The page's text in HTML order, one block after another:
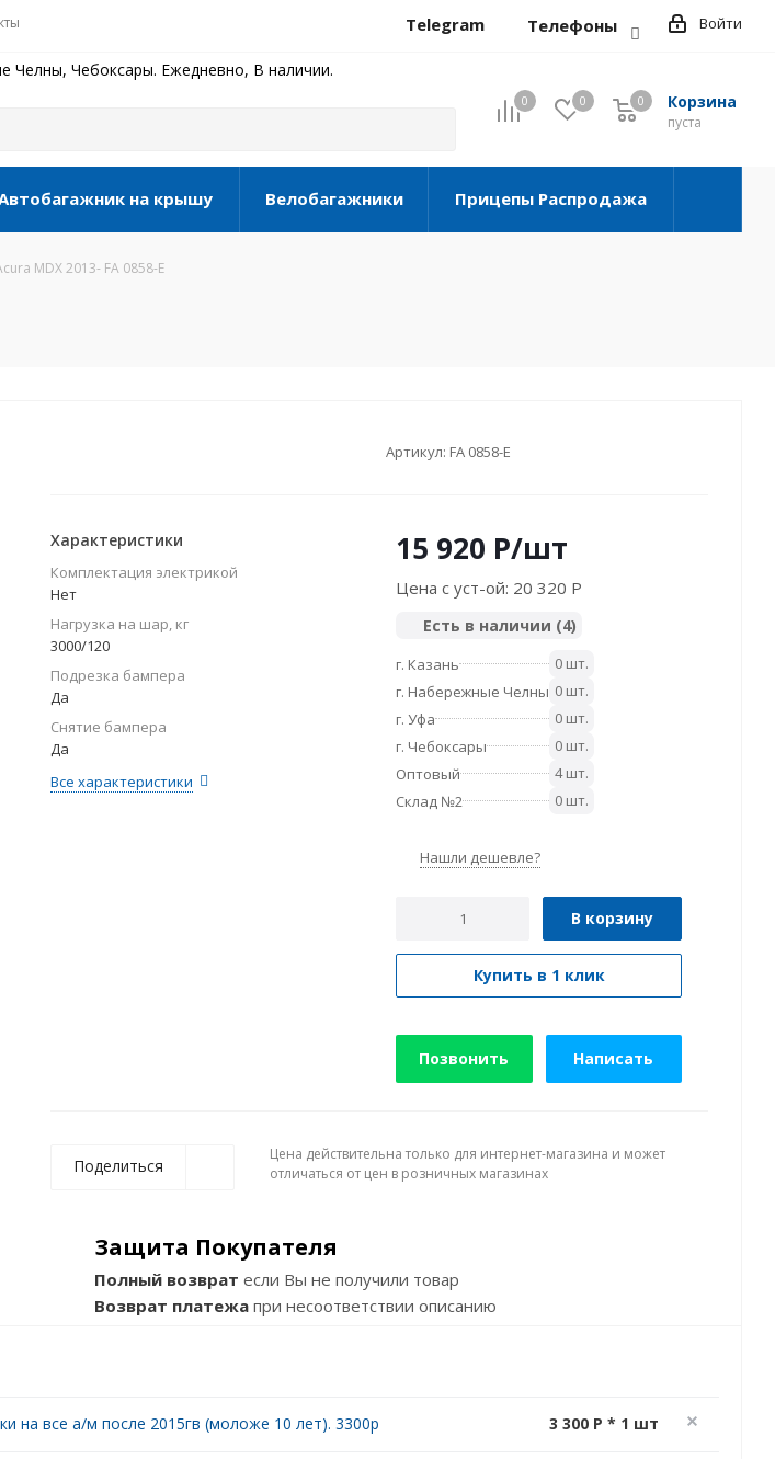
Войти
Telegram Телефоны
Челны, Чебоксары. Ежедневно, В наличии.
0 0 Корзина
0
пуста
0
на крышу Велобагажники Прицепы Распродажа
MDX 2013- FA 0858-E
Артикул: FA 0858-E
Характеристики
Комплектация электрикой
Нет
Нагрузка на шар, кг
3000/120
Подрезка бампера
Да
Снятие бампера
Да
Все характеристики
15 920 P/шт
Цена с уст-ой: 20 320 P
Есть в наличии (4)
г. Казань
0 шт.
г. Набережные Челны 0 шт.
г. Уфа
0 шт.
г. Чебоксары
0 шт.
Оптовый
4 шт.
Склад №2
0 шт.
Нашли дешевле?
В корзину
Купить в 1 клик
Позвонить Написать
Поделиться
Цена действительна только для интернет-магазина и может
отличаться от цен в розничных магазинах
Защита Покупателя
Полный возврат если Вы не получили товар
Возврат платежа при несоответствии описанию
на все а/м после 2015гв (моложе 10 лет). 3300р 3 300 P * 1 шт